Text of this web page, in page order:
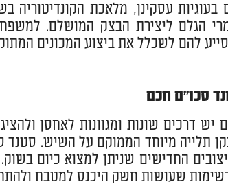
בעוגיות עסקינן, מלאכת
הגלם ליצירת הבצק המושלם.
להם לשכלל את ביצוע המכונים
סכו"ם חכם
יש דרכים שונות ומגוונות לאחסן
תלייה מיוחד הממוקם על השיש.
החדישים שניתן למצוא כיום
שעושות חשק היכנס למטבח